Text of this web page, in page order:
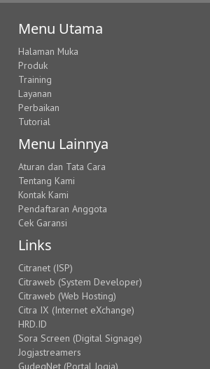
Menu Utama
Halaman Muka
Produk
Training
Layanan
Perbaikan
Tutorial
Menu Lainnya
Aturan dan Tata Cara
Tentang Kami
Kontak Kami
Pendaftaran Anggota
Cek Garansi
Links
Citranet (ISP)
Citraweb (System Developer)
Citraweb (Web Hosting)
Citra IX (Internet eXchange)
HRD.ID
Sora Screen (Digital Signage)
Jogjastreamers
GudegNet (Portal Jogja)